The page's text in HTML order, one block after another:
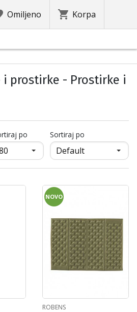
Omiljeno Korpa
i prostirke - Prostirke i
po продукти на страница
Sortiraj po
NOVO
ROBENS